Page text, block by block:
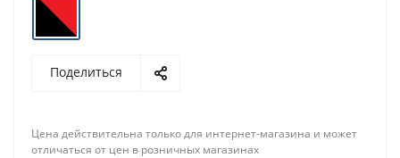
Поделиться
Цена действительна только для интернет-магазина и может
отличаться от цен в розничных магазинах